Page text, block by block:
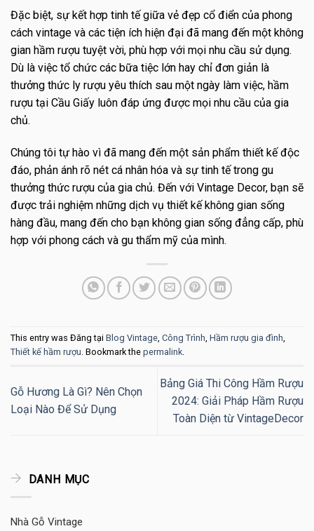
Đặc biệt, sự kết hợp tinh tế giữa vẻ đẹp cổ điển của phong
cách vintage và các tiện ích hiện đại đã mang đến một không
gian hầm rượu tuyệt vời, phù hợp với mọi nhu cầu sử dụng.
Dù là việc tổ chức các bữa tiệc lớn hay chỉ đơn giản là
thưởng thức ly rượu yêu thích sau một ngày làm việc, hầm
rượu tại Cầu Giấy luôn đáp ứng được mọi nhu cầu của gia
chủ.
Chúng tôi tự hào vì đã mang đến một sản phẩm thiết kế độc
đáo, phản ánh rõ nét cá nhân hóa và sự tinh tế trong gu
thưởng thức rượu của gia chủ. Đến với Vintage Decor, bạn sẽ
được trải nghiệm những dịch vụ thiết kế không gian sống
hàng đầu, mang đến cho bạn không gian sống đẳng cấp, phù
hợp với phong cách và gu thẩm mỹ của mình.
This entry was Đăng tại Blog Vintage Công Trình Hầm rượu gia đình
Thiết kế hầm rượu . Bookmark the permalink
Gỗ Hương Là Gì? Nên Chọn
Loại Nào Để Sử Dụng
Bảng Giá Thi Công Hầm Rượu
2024: Giải Pháp Hầm Rượu
Toàn Diện từ VintageDecor
DANH MỤC
Nhà Gỗ Vintage